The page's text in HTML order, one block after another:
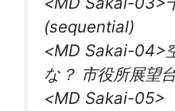
(sequential)
<MD Sakai-04>
な？ 市役所展望
<MD Sakai-05>